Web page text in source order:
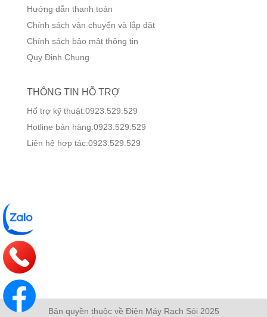
Hướng dẫn thanh toán
Chính sách vận chuyển và lắp đặt
Chính sách bảo mật thông tin
Quy Định Chung
THÔNG TIN HỖ TRỢ
Hổ trợ kỹ thuật:0923.529.529
Hotline bán hàng:0923.529.529
Liên hệ hợp tác:0923.529.529
Bản quyền thuộc về Điện Máy Rạch Sỏi 2025